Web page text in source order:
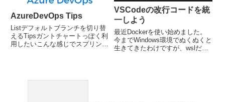
AzureDevOps Tips
Listデフォルトブランチを切り替
えるTipsガントチャートっぽく利
用したいこんな感じでスプリント
VSCodeの改行コードを統
一しよう
最近Dockerを使い始めました。
今までWindows環境でぬくぬくと
生きてきたわけですが、wslだの